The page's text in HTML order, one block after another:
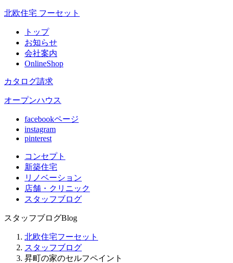
北欧住宅 フーセット
トップ
お知らせ
会社案内
OnlineShop
カタログ請求
オープンハウス
facebookページ
instagram
pinterest
コンセプト
新築住宅
リノベーション
店舗 ・クリニック
スタッフブログ
スタッフブログBlog
北欧住宅フーセット
スタッフブログ
昇町の家のセルフペイント